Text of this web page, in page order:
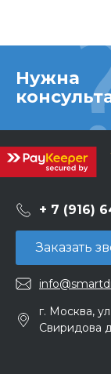
Нужна
+ 7 (916)
Заказать
г. Москва,
Свиридова